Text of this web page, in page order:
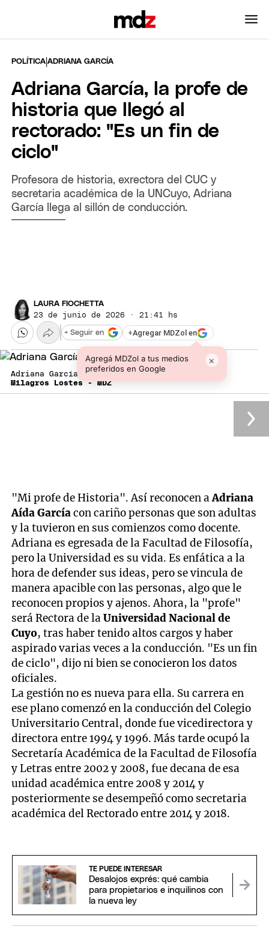
POLÍTICA |ADRIANA GARCÍA
Adriana García, la profe de
historia que llegó al
rectorado: "Es un fin de
ciclo"
Profesora de historia, exrectora del CUC y
secretaria académica de la UNCuyo, Adriana
García llega al sillón de conducción.
LAURA FIOCHETTA
23 de junio de 2026 · 21:41 hs
+Agregar MDZol en
Agregá MDZol a tus medios
preferidos en Google
×
+ Seguir en
Adriana García, la nueva rectora.
Milagros Lostes - MDZ
"Mi profe de Historia". Así reconocen aAdriana
Aída Garcíacon cariño personas que son adultas
y la tuvieron en sus comienzos como docente.
Adriana es egresada de la Facultad de Filosofía,
pero la Universidad es su vida. Es enfática a la
hora de defender sus ideas, pero se vincula de
manera apacible con las personas, algo que le
reconocen propios y ajenos. Ahora, la "profe"
será Rectora de la Universidad Nacional de
Cuyo, tras haber tenido altos cargos y haber
aspirado varias veces a la conducción. "Es un fin
de ciclo", dijo ni bien se conocieron los datos
oficiales.
La gestión no es nueva para ella. Su carrera en
ese plano comenzó en la conducción del Colegio
Universitario Central, donde fue vicedirectora y
directora entre 1994 y 1996. Más tarde ocupó la
Secretaría Académica de la Facultad de Filosofía
y Letras entre 2002 y 2008, fue decana de esa
unidad académica entre 2008 y 2014 y
posteriormente se desempeñó como secretaria
académica del Rectorado entre 2014 y 2018.
TE PUEDE INTERESAR
Desalojos exprés: qué cambia
para propietarios e inquilinos con
la nueva ley